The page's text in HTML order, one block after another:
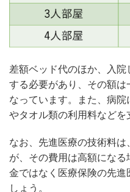
差額ベッド代のほか、入
する必要があり、その額
なっています。また、病
やタオル類の利用料などを
なお、先進医療の技術料
が、その費用は高額にな
金ではなく医療保険の先
しょう。